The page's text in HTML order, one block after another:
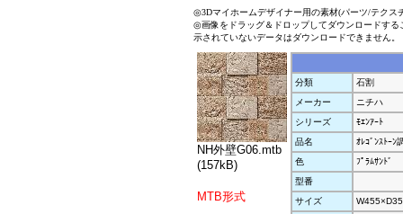
◎3Dマイホームデザイナー用の素材(パーツ/テクス
◎画像をドラッグ＆ドロップしてダウンロードす
示されていないデータはダウンロードできません。
NH外壁G06.mtb
(157kB)
MTB形式
分類
石割
メーカー
ニチハ
シリーズ
ﾓｴﾝｱｰﾄ
品名
ｵﾚｺﾞﾝｽﾄｰﾝ
色
ﾌﾟﾗﾑｻﾝﾄﾞ
型番
サイズ